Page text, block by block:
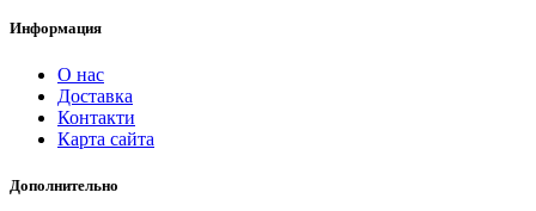
Информация
О нас
Доставка
Контакти
Карта сайта
Дополнительно